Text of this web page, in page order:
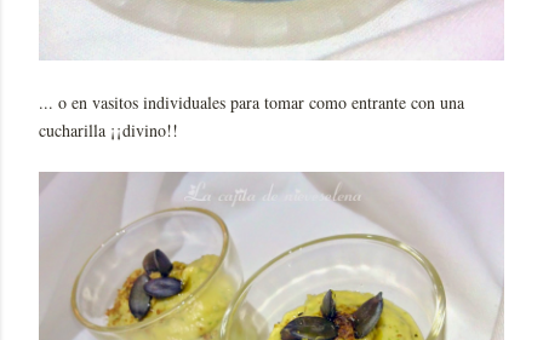
... o en vasitos individuales para tomar como entrante con una
cucharilla ¡¡divino!!